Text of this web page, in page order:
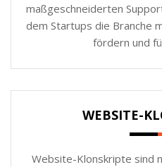
maßgeschneiderten
dem Startups die Branche
fördern und
WEBSITE-
Website-Klonskripte sind